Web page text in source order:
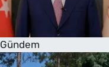
Gündem